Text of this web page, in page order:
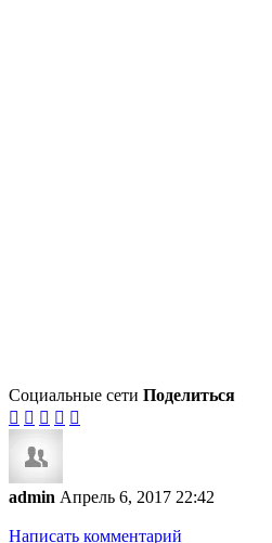
Социальные сети Поделиться
    
admin Апрель 6, 2017 22:42
Написать комментарий